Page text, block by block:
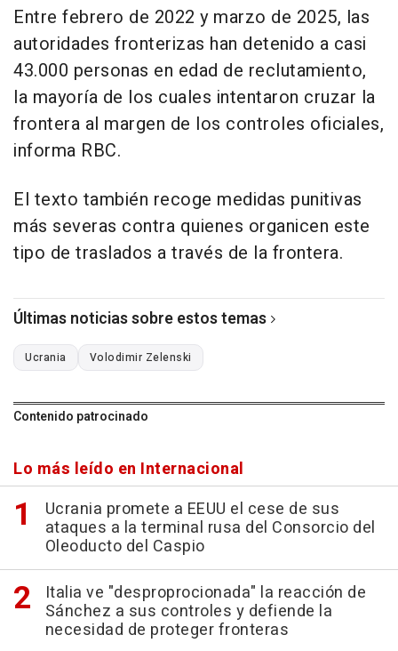
Entre febrero de 2022 y marzo de 2025, las
autoridades fronterizas han detenido a casi
43.000 personas en edad de reclutamiento,
la mayoría de los cuales intentaron cruzar la
frontera al margen de los controles oficiales,
informa RBC.
El texto también recoge medidas punitivas
más severas contra quienes organicen este
tipo de traslados a través de la frontera.
Últimas noticias sobre estos temas
Ucrania Volodimir Zelenski
Contenido patrocinado
Lo más leído en Internacional
Ucrania promete a EEUU el cese de sus
ataques a la terminal rusa del Consorcio del
Oleoducto del Caspio
Italia ve "desproprocionada" la reacción de
Sánchez a sus controles y defiende la
necesidad de proteger fronteras